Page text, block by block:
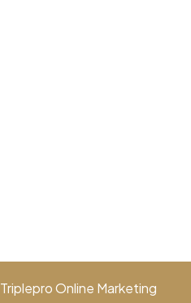
Triplepro Online Marketing